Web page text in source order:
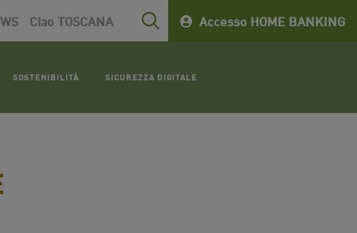
Accesso HOME BANKING
Ciao TOSCANA
SOSTENIBILITÀ SICUREZZA DIGITALE